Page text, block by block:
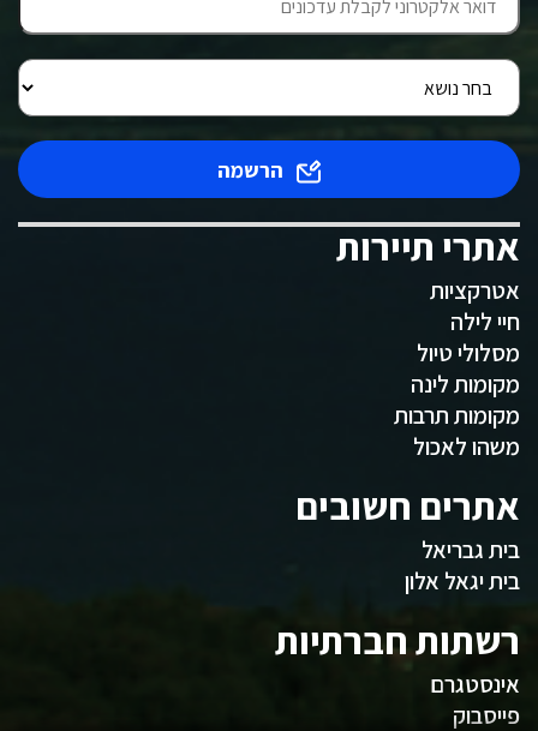
הרשמה
אתרי תיירות
אטרקציות
חיי לילה
מסלולי טיול
מקומות לינה
מקומות תרבות
משהו לאכול
אתרים חשובים
בית גבריאל
בית יגאל אלון
רשתות חברתיות
אינסטגרם
פייסבוק